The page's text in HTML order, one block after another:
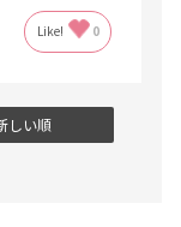
Like! 0
しい順